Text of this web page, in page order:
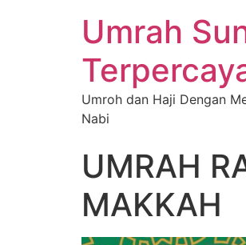
Umrah
Umroh dan Haji Dengan
Nabi
UMRAH
MAKKAH